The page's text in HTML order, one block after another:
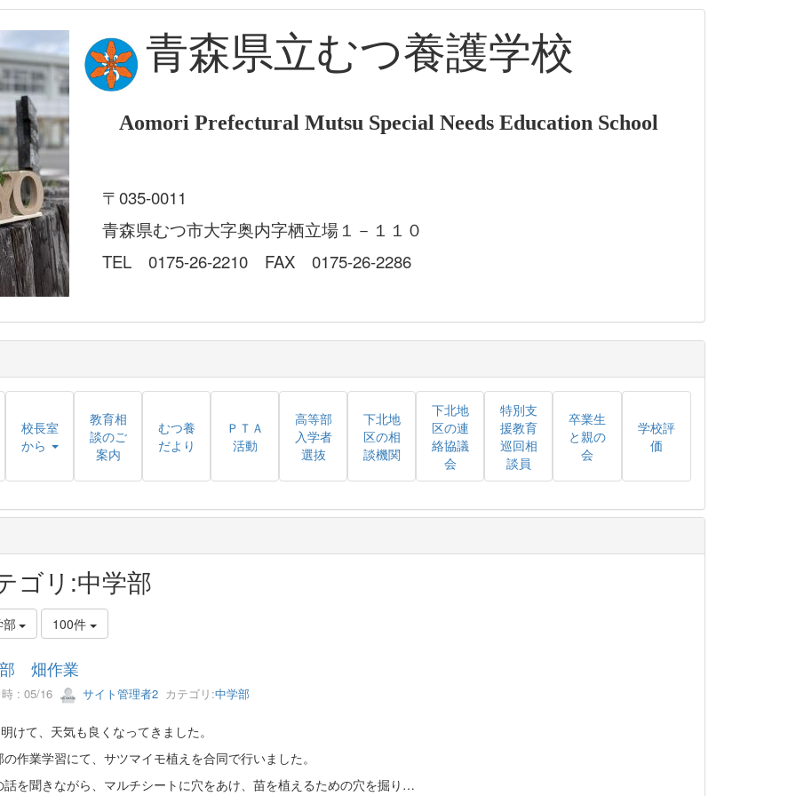
青森県立むつ養護学校
Aomori Prefectural Mutsu Special Needs Education School
〒035-0011
青森県むつ市大字奥内字栖立場１－１１０
TEL 0175-26-2210 FAX 0175-26-2286
校長室
から
教育相
談のご
案内
むつ養
だより
ＰＴＡ
活動
高等部
入学者
選抜
下北地
区の相
談機関
下北地
区の連
絡協議
会
特別支
援教育
巡回相
談員
卒業生
と親の
会
学校評
価
ゴリ:中学部
100件
畑作業
: 05/16 サイト管理者2カテゴリ:中学部
けて、天気も良くなってきました。
作業学習にて、サツマイモ植えを合同で行いました。
話を聞きながら、マルチシートに穴をあけ、苗を植えるための穴を掘り…